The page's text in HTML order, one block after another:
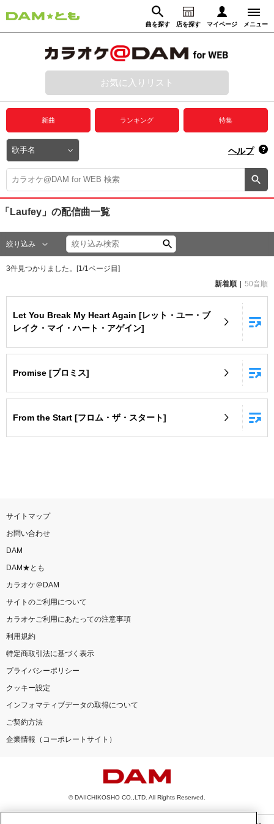
曲を探す 店を探す マイページ メニュー
動画からさがす 録音からさがす
ログイン
プレミアムサービス
DAM★とも動画
DAM★とも録音
カラオケ＠DAM
ユーザー検索
DAMの新曲・ランキングなど
カラオケ最新情報をチェック！
自宅でカラオケ歌い放題！
家族や友達と一緒に！練習にも！
お気に入りリスト
新曲 ランキング 特集
ヘルプ
「Laufey」 の配信曲一覧
絞り込み
3件見つかりました。[1 /1 ページ目]
新着順
50音順
Let You Break My Heart Again [レット・ユー・ブ
レイク・マイ・ハート・アゲイン]
Promise [プロミス]
From the Start [フロム・ザ・スタート]
サイトマップ
お問い合わせ
DAM
DAM★とも
カラオケ＠DAM
サイトのご利用について
カラオケご利用にあたっての注意事項
利用規約
特定商取引法に基づく表示
プライバシーポリシー
クッキー設定
インフォマティブデータの取得について
ご契約方法
企業情報（コーポレートサイト）
© DAIICHIKOSHO CO.,LTD. All Rights Reserved.